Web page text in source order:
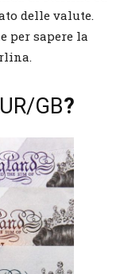
delle valute.
per sapere la
UR/GB?